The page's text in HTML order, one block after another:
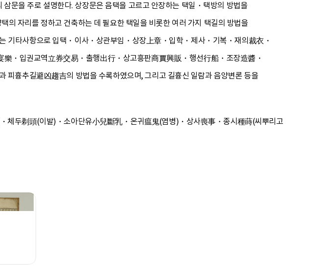
문을 주로 설명한다. 상장문은 음택을 고르고 안장하는 택일・택방의 방법을
의 자리를 정하고 건축하는 데 필요한 택일을 비롯한 여러 가지 택길의 방법을
기타사항으로 입택・이사・상관부임・상장上章・입학・제사・기복・재의裁衣・
・입권교역立券交易・출행出行・상고흥판商賈興販・행선行船・조장造醬・
흉추길避凶趨吉의 방법을 수록하였으며, 그리고 길흉신 일람과 음양변론 등을
체두剃頭(이발)・소아단유小兒斷乳・온귀瘟鬼(염병)・상사喪事・종시種蒔(씨뿌리고